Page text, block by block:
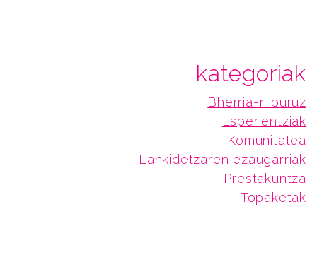
kategoriak
Bherria-ri buruz
Esperientziak
Komunitatea
Lankidetzaren ezaugarriak
Prestakuntza
Topaketak